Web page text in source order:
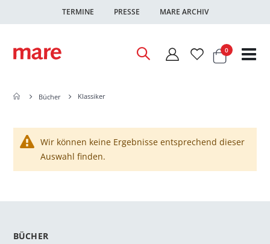
TERMINE PRESSE MARE ARCHIV
Warenkorb
0Artikel
Bücher Klassiker
Wir können keine Ergebnisse entsprechend dieser
Auswahl finden.
BÜCHER